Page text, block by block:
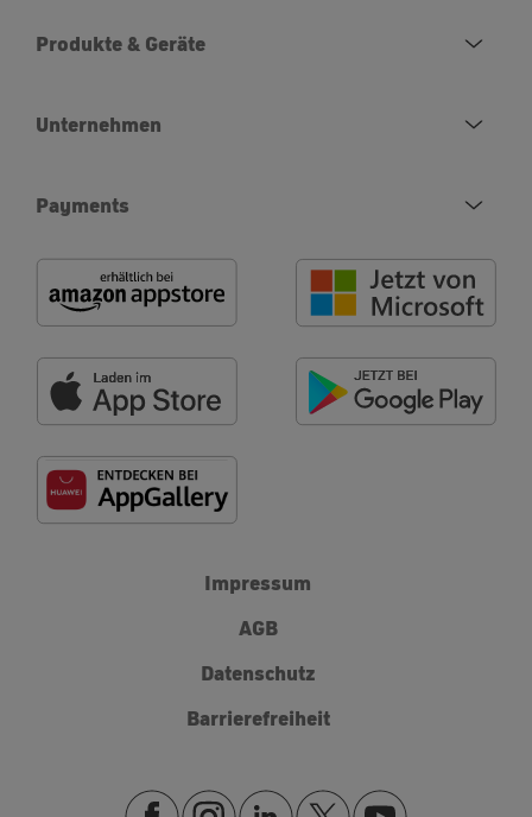
Produkte & Geräte
Unternehmen
Payments
Impressum
AGB
Datenschutz
Barrierefreiheit